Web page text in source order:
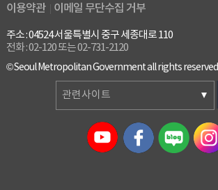
이용약관 이메일 무단수집 거부
주소 : 04524 서울특별시 중구 세종대로 110
전화 : 02-120 또는 02-731-2120
© Seoul Metropolitan Government all rights reserved
관련사이트